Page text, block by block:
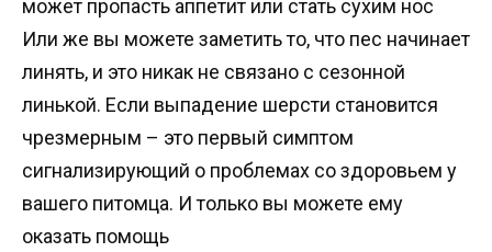
может пропасть аппетит или стать сухим нос
Или же вы можете заметить то, что пес начинает
линять, и это никак не связано с сезонной
линькой. Если выпадение шерсти становится
чрезмерным – это первый симптом
сигнализирующий о проблемах со здоровьем у
вашего питомца. И только вы можете ему
оказать помощь